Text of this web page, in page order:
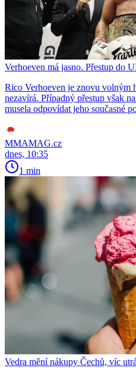
Verhoeven má jasno. Přestup do
Rico Verhoeven je znovu volným
nezavírá. Případný přestup však
musela odpovídat jeho současné
MMAMAG.cz
dnes, 10:35
1 min
Vedra mění nákupy Čechů, víc